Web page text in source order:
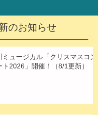
のお知らせ
ミュージカル「クリスマスコン
ト2026」開催！（8/1更新）